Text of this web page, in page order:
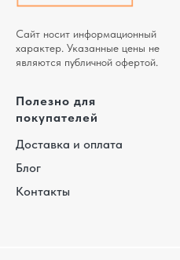
Сайт носит информационный
характер. Указанные цены не
являются публичной офертой.
Полезно для
покупателей
Доставка и оплата
Блог
Контакты